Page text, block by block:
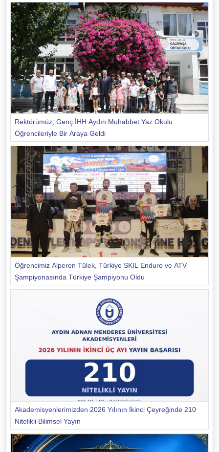
Rektörümüz, Genç İHH Aydın Muhabbet Yaz Okulu
Öğrencileriyle Bir Araya Geldi
Öğrencimiz Alperen Tülek, Türkiye SKIL Enduro ve ATV
Şampiyonasında Türkiye Şampiyonu Oldu
Akademisyenlerimizden 2026 Yılının İkinci Çeyreğinde 210
Nitelikli Bilimsel Yayın